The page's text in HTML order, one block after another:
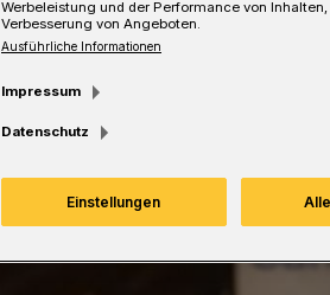
Werbeleistung und der Performance von
Verbesserung von Angeboten.
Ausführliche Informationen
Impressum
Datenschutz
Einstellungen